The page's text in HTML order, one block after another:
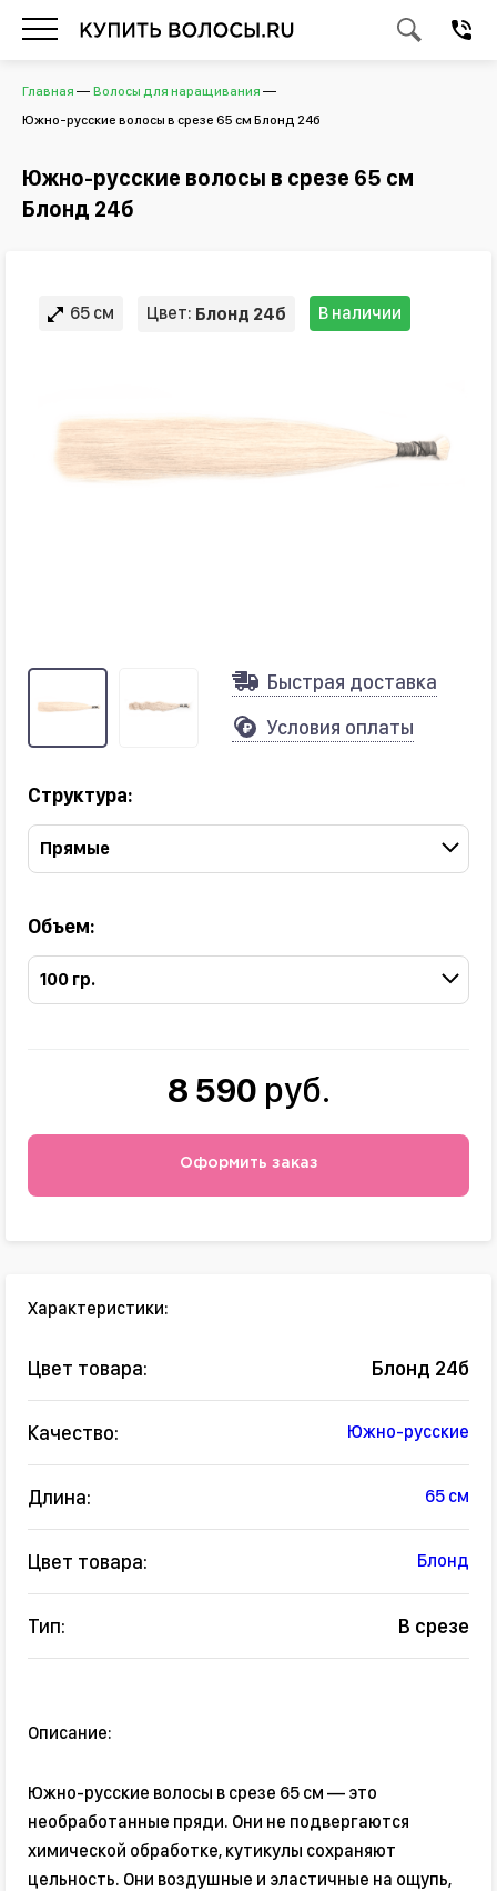
Главная
Волосы для наращивания
Южно-русские волосы в срезе 65 см Блонд 24б
Южно-русские волосы в срезе 65 см
Блонд 24б
65 см Цвет: Блонд 24б В наличии
Быстрая доставка
Условия оплаты
Структура:
Прямые
Объем:
100 гр.
8 590 руб.
Оформить заказ
Характеристики:
Цвет товара: Блонд 24б
Качество: Южно-русские
Длина: 65 см
Цвет товара: Блонд
Тип: В срезе
Описание:
Южно-русские волосы в срезе 65 см — это
необработанные пряди. Они не подвергаются
химической обработке, кутикулы сохраняют
цельность. Они воздушные и эластичные на ощупь,